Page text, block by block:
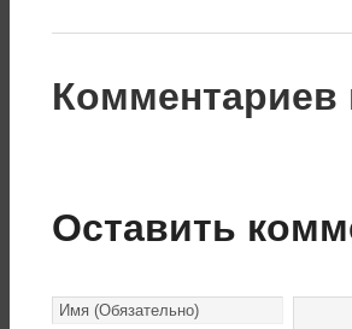
Комментариев
Оставить